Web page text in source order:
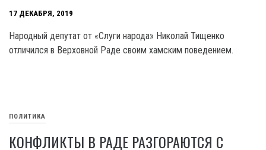
17 ДЕКАБРЯ, 2019
Народный депутат от «Слуги народа» Николай Тищенко
отличился в Верховной Раде своим хамским поведением.
ПОЛИТИКА
КОНФЛИКТЫ В РАДЕ РАЗГОРАЮТСЯ С